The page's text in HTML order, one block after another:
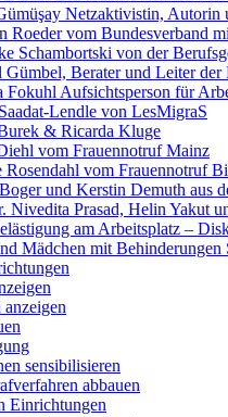
Netzaktivistin, Autorin
Roeder vom Bundesverband
Schambortski von der
Berater und Leiter
Aufsichtsperson für
Lendle von LesMigraS
& Ricarda Kluge
vom Frauennotruf Mainz
vom Frauennotruf
und Kerstin Demuth aus
Nivedita Prasad, Helin Yakut
am Arbeitsplatz –
Mädchen mit Behinderungen
anzeigen
sensibilisieren
abbauen
Einrichtungen